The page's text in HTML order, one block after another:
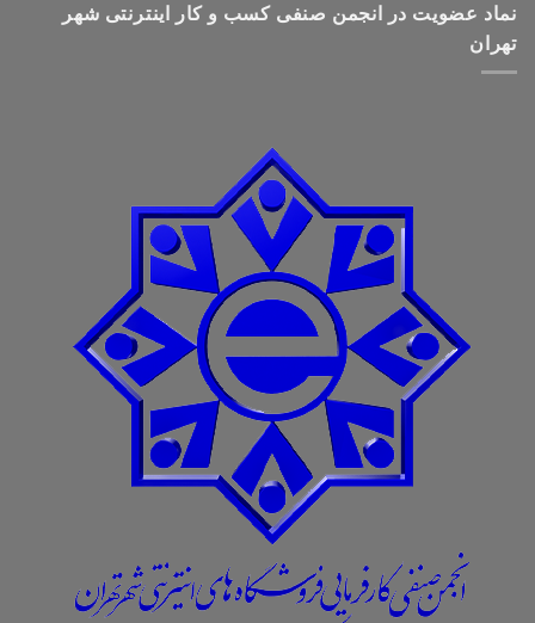
نماد عضویت در انجمن صنفی کسب و کار اینترنتی شهر
تهران